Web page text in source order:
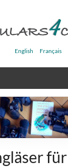
English Français
für